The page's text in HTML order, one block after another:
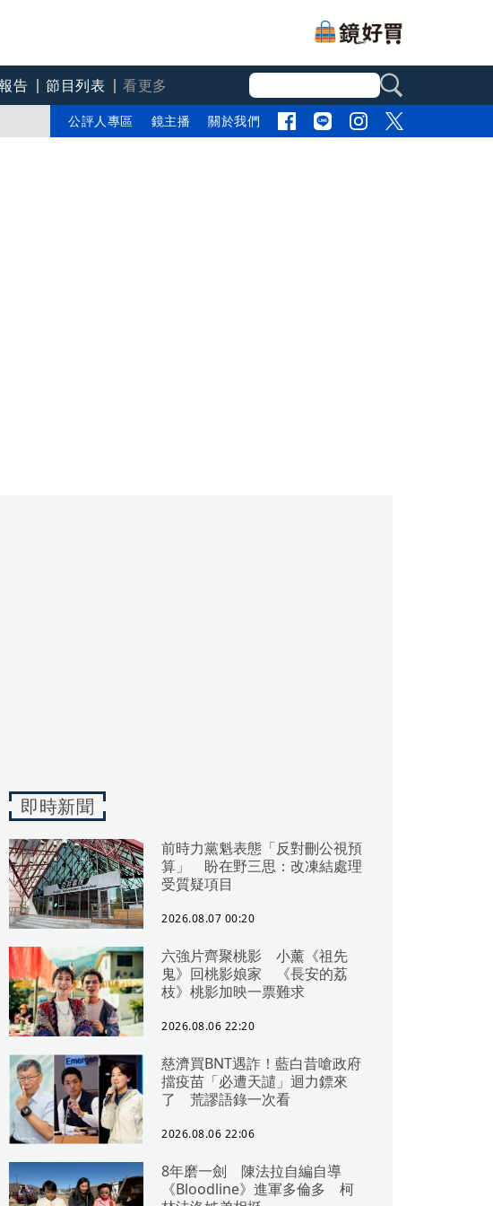
告 節目列表
看更多
公評人專區 鏡主播 關於我們
即時新聞
前時力黨魁表態「反對刪公視預
算」 盼在野三思：改凍結處理
受質疑項目
2026.08.07 00:20
六強片齊聚桃影 小薰《祖先
鬼》回桃影娘家 《長安的荔
枝》桃影加映一票難求
2026.08.06 22:20
慈濟買BNT遇詐！藍白昔嗆政府
擋疫苗「必遭天譴」迴力鏢來
了 荒謬語錄一次看
2026.08.06 22:06
8年磨一劍 陳法拉自編自導
《Bloodline》進軍多倫多 柯